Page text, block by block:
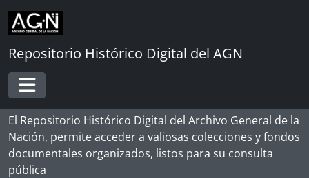
Skip to main content
Repositorio Histórico Digital del AGN
Toggle navigation
El Repositorio Histórico Digital del Archivo General de la
Nación, permite acceder a valiosas colecciones y fondos
documentales organizados, listos para su consulta
pública